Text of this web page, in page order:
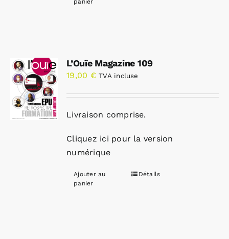
panier
L’Ouïe Magazine 109
19,00 € TVA incluse
Livraison comprise.
Cliquez ici pour la version
numérique
Ajouter au
panier
Détails